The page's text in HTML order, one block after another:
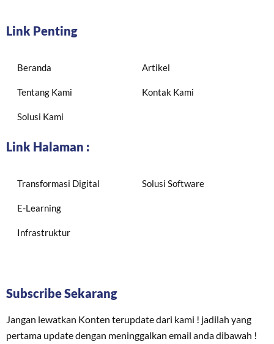
Link Penting
Beranda
Tentang Kami
Solusi Kami
Artikel
Kontak Kami
Link Halaman :
Transformasi Digital
E-Learning
Infrastruktur
Solusi Software
Subscribe Sekarang
Jangan lewatkan Konten terupdate dari kami ! jadilah yang
pertama update dengan meninggalkan email anda dibawah !